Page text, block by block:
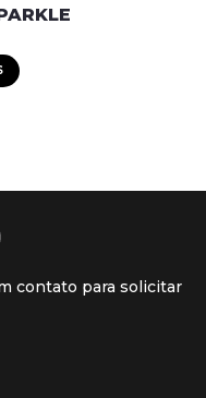
contato para solicitar